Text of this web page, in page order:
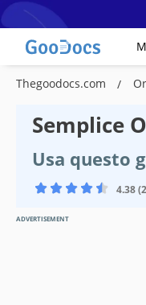
Thegoodocs.com
Semplice
Usa questo
4.38
ADVERTISEMENT